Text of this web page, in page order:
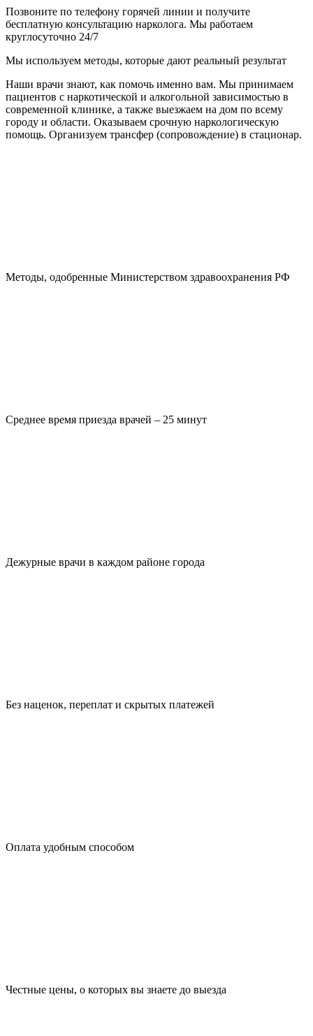
Позвоните по телефону горячей линии и получите
бесплатную консультацию нарколога. Мы работаем
круглосуточно 24/7
Мы используем методы, которые дают реальный результат
Наши врачи знают, как помочь именно вам. Мы принимаем
пациентов с наркотической и алкогольной зависимостью в
современной клинике, а также выезжаем на дом по всему
городу и области. Оказываем срочную наркологическую
помощь. Организуем трансфер (сопровождение) в стационар.
Методы, одобренные Министерством здравоохранения РФ
Среднее время приезда врачей – 25 минут
Дежурные врачи в каждом районе города
Без наценок, переплат и скрытых платежей
Оплата удобным способом
Честные цены, о которых вы знаете до выезда